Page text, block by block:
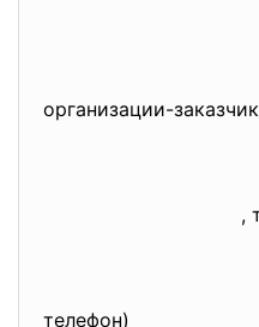
организации-
,
телефон)